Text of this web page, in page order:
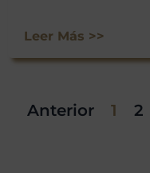
Leer Más >>
Anterior 1 2